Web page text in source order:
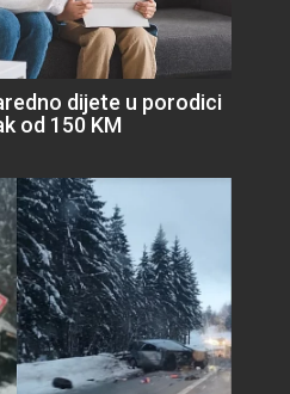
dijete u porodici
od 150 KM